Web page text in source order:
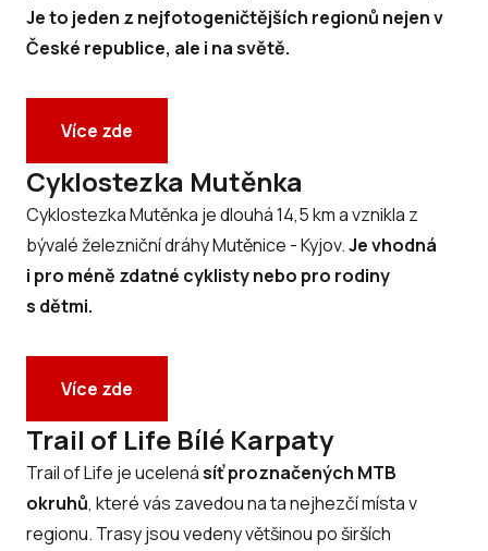
Je to jeden z nejfotogeničtějších regionů nejen v
České republice, ale i na světě.
Více zde
Cyklostezka Mutěnka
Cyklostezka Mutěnka je dlouhá 14,5 km a vznikla z
bývalé železniční dráhy Mutěnice - Kyjov.Je vhodná
i pro méně zdatné cyklisty nebo pro rodiny
s dětmi.
Více zde
Trail of Life Bílé Karpaty
Trail of Life je ucelenásíť proznačených MTB
okruhů, které vás zavedou na ta nejhezčí místa v
regionu. Trasy jsou vedeny většinou po širších